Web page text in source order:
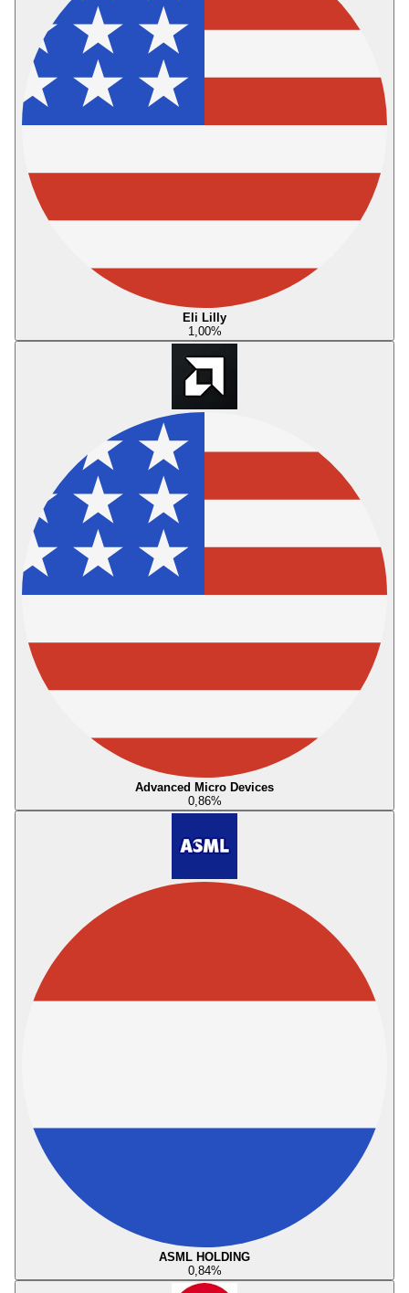
Eli Lilly
1,00%
Advanced Micro Devices
0,86%
ASML HOLDING
0,84%